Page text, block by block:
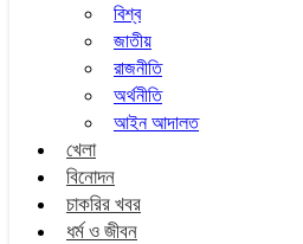
বিশ্ব
জাতীয়
রাজনীতি
অর্থনীতি
আইন আদালত
খেলা
বিনোদন
চাকরির খবর
ধর্ম ও জীবন